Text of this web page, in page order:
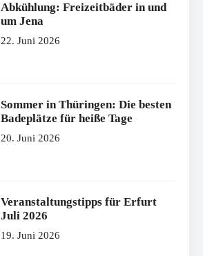
Abkühlung: Freizeitbäder in und
um Jena
22. Juni 2026
Sommer in Thüringen: Die besten
Badeplätze für heiße Tage
20. Juni 2026
Veranstaltungstipps für Erfurt
Juli 2026
19. Juni 2026